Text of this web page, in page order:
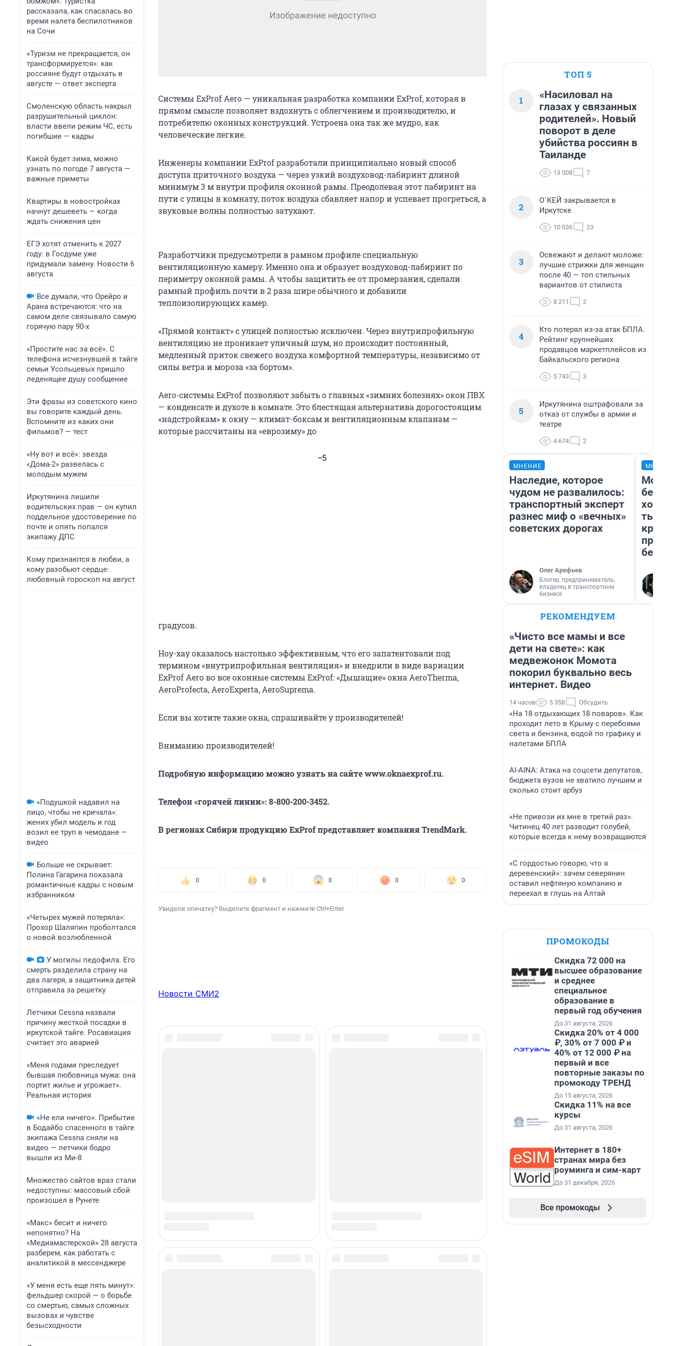
рассказала, как спасалась во
время налета беспилотников
на Сочи
«Туризм не прекращается, он
трансформируется»: как
россияне будут отдыхать в
августе — ответ эксперта
Смоленскую область накрыл
разрушительный циклон:
власти ввели режим ЧС, есть
погибшие — кадры
Какой будет зима, можно
узнать по погоде 7 августа —
важные приметы
Квартиры в новостройках
начнут дешеветь — когда
ждать снижения цен
ЕГЭ хотят отменить к 2027
году: в Госдуме уже
придумали замену. Новости 6
августа
Все думали, что Орейро и
Арана встречаются: что на
самом деле связывало самую
горячую пару 90-х
«Простите нас за всё». С
телефона исчезнувшей в тайге
семьи Усольцевых пришло
леденящее душу сообщение
Эти фразы из советского кино
вы говорите каждый день.
Вспомните из каких они
фильмов? — тест
«Ну вот и всё»: звезда
«Дома-2» развелась с
молодым мужем
Иркутянина лишили
водительских прав — он купил
поддельное удостоверение по
почте и опять попался
экипажу ДПС
Кому признаются в любви, а
кому разобьют сердце:
любовный гороскоп на август
«Подушкой надавил на
лицо, чтобы не кричала»:
жених убил модель и год
возил ее труп в чемодане —
видео
Больше не скрывает:
Полина Гагарина показала
романтичные кадры с новым
избранником
«Четырех мужей потеряла»:
Прохор Шаляпин проболтался
о новой возлюбленной
У могилы педофила. Его
смерть разделила страну на
два лагеря, а защитника детей
отправила за решетку
Летчики Cessna назвали
причину жесткой посадки в
иркутской тайге. Росавиация
считает это аварией
«Меня годами преследует
бывшая любовница мужа: она
портит жилье и угрожает».
Реальная история
«Не ели ничего». Прибытие
в Бодайбо спасенного в тайге
экипажа Cessna сняли на
видео — летчики бодро
вышли из Ми-8
Множество сайтов враз стали
недоступны: массовый сбой
произошел в Рунете
«Макс» бесит и ничего
непонятно? На
«Медиамастерской» 28 августа
разберем, как работать с
аналитикой в мессенджере
«У меня есть еще пять минут»:
фельдшер скорой — о борьбе
со смертью, самых сложных
вызовах и чувстве
безысходности
Системы ExProf Aero — уникальная разработка компании ExProf, которая в
прямом смысле позволяет вздохнуть с облегчением и производителю, и
потребителю оконных конструкций. Устроена она так же мудро, как
человеческие легкие.
Инженеры компании ExProf разработали принципиально новый способ
доступа приточного воздуха — через узкий воздуховод-лабиринт длиной
минимум 3 м внутри профиля оконной рамы. Преодолевая этот лабиринт на
пути с улицы в комнату, поток воздуха сбавляет напор и успевает прогреться, а
звуковые волны полностью затухают.
Разработчики предусмотрели в рамном профиле специальную
вентиляционную камеру. Именно она и образует воздуховод-лабиринт по
периметру оконной рамы. А чтобы защитить ее от промерзания, сделали
рамный профиль почти в 2 раза шире обычного и добавили
теплоизолирующих камер.
«Прямой контакт» с улицей полностью исключен. Через внутрипрофильную
вентиляцию не проникает уличный шум, но происходит постоянный,
медленный приток свежего воздуха комфортной температуры, независимо от
силы ветра и мороза «за бортом».
Аero-системы ExProf позволяют забыть о главных «зимних болезнях» окон ПВХ
— конденсате и духоте в комнате. Это блестящая альтернатива дорогостоящим
«надстройкам» к окну — климат-боксам и вентиляционным клапанам —
которые рассчитаны на «еврозиму» до
–5
градусов.
Ноу-хау оказалось настолько эффективным, что его запатентовали под
термином «внутрипрофильная вентиляция» и внедрили в виде вариации
ExProf Aero во все оконные системы ExProf: «Дышащие» окна AeroTherma,
AeroProfecta, AeroExperta, AeroSuprema.
Если вы хотите такие окна, спрашивайте у производителей!
Вниманию производителей!
Подробную информацию можно узнать на сайте www.oknaexprof.ru.
Телефон «горячей линии»: 8-800-200-3452.
В регионах Сибири продукцию ExProf представляет компания TrendMark.
0 0 0 0 0
Увидели опечатку? Выделите фрагмент и нажмите Ctrl+Enter
Новости СМИ2
ТОП 5
1
«Насиловал на
глазах у связанных
родителей». Новый
поворот в деле
убийства россиян в
Таиланде
13 008 7
2
О`КЕЙ закрывается в
Иркутске
10 036 23
3
Освежают и делают моложе:
лучшие стрижки для женщин
после 40 — топ стильных
вариантов от стилиста
8 211 2
4
Кто потерял из-за атак БПЛА.
Рейтинг крупнейших
продавцов маркетплейсов из
Байкальского региона
5 743 3
5
Иркутянина оштрафовали за
отказ от службы в армии и
театре
4 674 2
МНЕНИЕ
Наследие, которое
чудом не развалилось:
транспортный эксперт
разнес миф о «вечных»
советских дорогах
Олег Арефьев
Блогер, предприниматель,
владелец в транспортном
бизнесе
Мой
РЕКОМЕНДУЕМ
«Чисто все мамы и все
дети на свете»: как
медвежонок Момота
покорил буквально весь
интернет. Видео
14 часов 5 358 Обсудить
«На 18 отдыхающих 18 поваров». Как
проходит лето в Крыму с перебоями
света и бензина, водой по графику и
налетами БПЛА
AI-AINA: Атака на соцсети депутатов,
бюджета вузов не хватило лучшим и
сколько стоит арбуз
«Не привози их мне в третий раз».
Читинец 40 лет разводит голубей,
которые всегда к нему возвращаются
«С гордостью говорю, что я
деревенский»: зачем северянин
оставил нефтяную компанию и
переехал в глушь на Алтай
ПРОМОКОДЫ
Скидка 72 000 на
высшее образование
и среднее
специальное
образование в
первый год обучения
До 31 августа, 2026
Скидка 20% от 4 000
₽, 30% от 7 000 ₽ и
40% от 12 000 ₽ на
первый и все
повторные заказы по
промокоду ТРЕНД
До 15 августа, 2026
Скидка 11% на все
курсы
До 31 августа, 2026
Интернет в 180+
странах мира без
роуминга и сим-карт
До 31 декабря, 2026
Все промокоды